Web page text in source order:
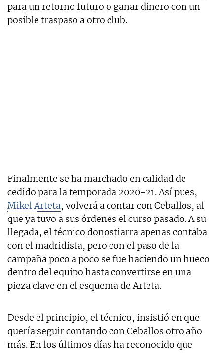
para un retorno futuro o ganar dinero con un
posible traspaso a otro club.
Finalmente se ha marchado en calidad de
cedido para la temporada 2020-21. Así pues,
Mikel Arteta, volverá a contar con Ceballos, al
que ya tuvo a sus órdenes el curso pasado. A su
llegada, el técnico donostiarra apenas contaba
con el madridista, pero con el paso de la
campaña poco a poco se fue haciendo un hueco
dentro del equipo hasta convertirse en una
pieza clave en el esquema de Arteta.
Desde el principio, el técnico, insistió en que
quería seguir contando con Ceballos otro año
más. En los últimos días ha reconocido que